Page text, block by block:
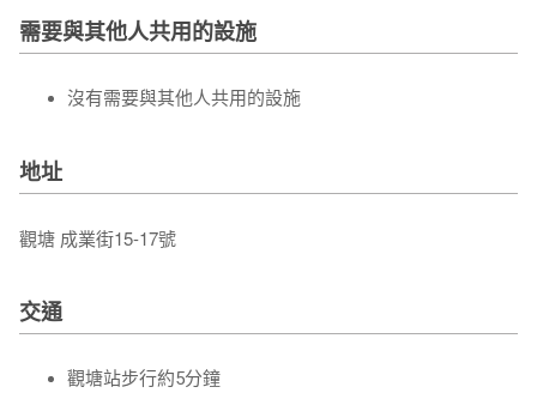
需要與其他人共用的設施
沒有需要與其他人共用的設施
地址
觀塘 成業街15-17號
交通
觀塘站步行約5分鐘